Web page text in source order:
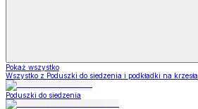
Pokaż wszystko
Wszystko z Poduszki do siedzenia i podkładki na krzesła
Poduszki do siedzenia